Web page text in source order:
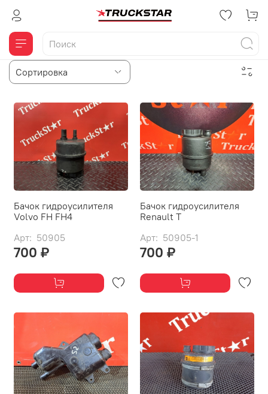
Бачок гидроусилителя
Volvo FH FH4
Арт: 50905
700 ₽
Бачок гидроусилителя
Renault T
Арт: 50905-1
700 ₽